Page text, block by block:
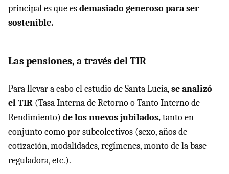
principal es que esdemasiado generoso para ser
sostenible.
Las pensiones, a través del TIR
Para llevar a cabo el estudio de Santa Lucía,se analizó
el TIR (Tasa Interna de Retorno o Tanto Interno de
Rendimiento) de los nuevos jubilados,tanto en
conjunto como por subcolectivos (sexo, años de
cotización, modalidades, regímenes, monto de la base
reguladora, etc.).